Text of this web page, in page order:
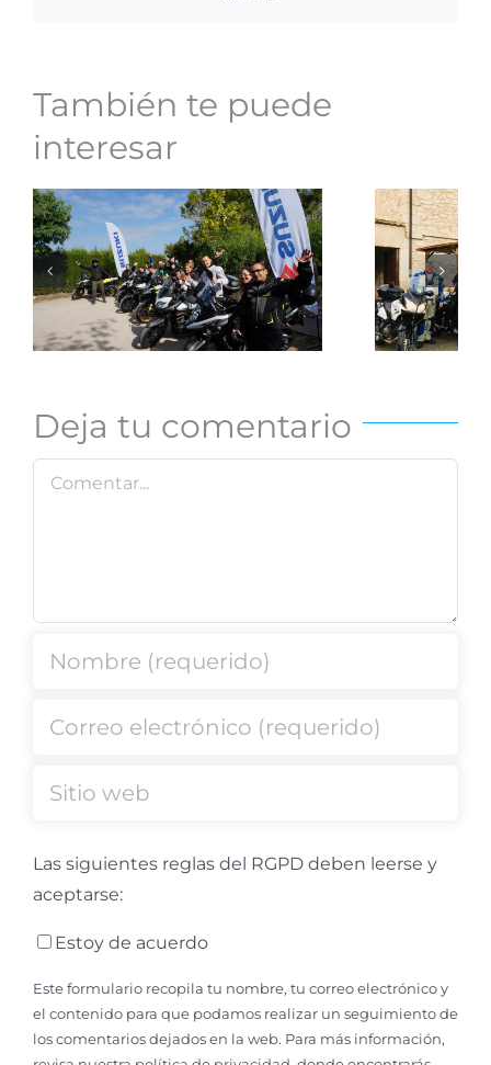
También te puede
interesar
Resumen de un
2019 sobre
ruedas
Deja tu comentario
Las siguientes reglas del RGPD deben leerse y
aceptarse:
Estoy de acuerdo
Este formulario recopila tu nombre, tu correo electrónico y
el contenido para que podamos realizar un seguimiento de
los comentarios dejados en la web. Para más información,